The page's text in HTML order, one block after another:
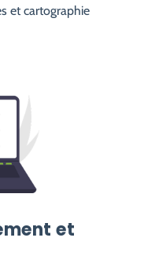
et cartographie
et